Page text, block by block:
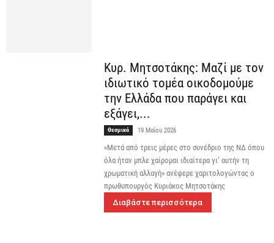
Κυρ. Μητσοτάκης: Μαζί με τον
ιδιωτικό τομέα οικοδομούμε
την Ελλάδα που παράγει και
εξάγει,...
Θεσμικά 19 Μαΐου 2026
«Μετά από τρεις μέρες στο συνέδριο της ΝΔ όπου
όλα ήταν μπλε χαίρομαι ιδιαίτερα γι’ αυτήν τη
χρωματική αλλαγή» ανέφερε χαριτολογώντας ο
πρωθυπουργός Κυριάκος Μητσοτάκης
Διαβάστε περισσότερα